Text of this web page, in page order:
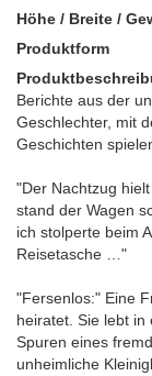
Höhe / Breite /
Produktform
Berichte aus der
Geschlechter, mit
Geschichten
"Der Nachtzug
stand der Wagen
ich stolperte beim
Reisetasche …"
"Fersenlos:" Eine
heiratet. Sie lebt
Spuren eines
unheimliche